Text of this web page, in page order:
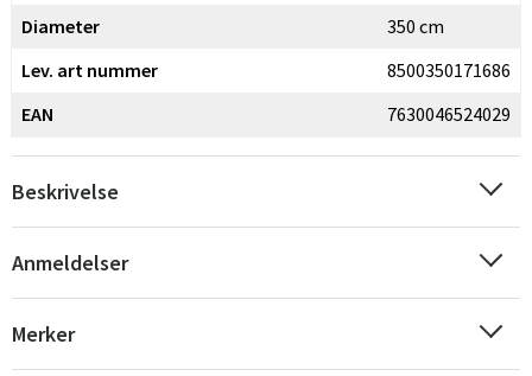
Diameter
350 cm
Lev. art nummer
8500350171686
EAN
7630046524029
Beskrivelse
Anmeldelser
Merker